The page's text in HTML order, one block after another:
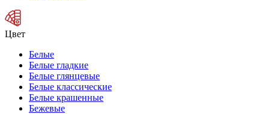
Цвет
Белые
Белые гладкие
Белые глянцевые
Белые классические
Белые крашенные
Бежевые